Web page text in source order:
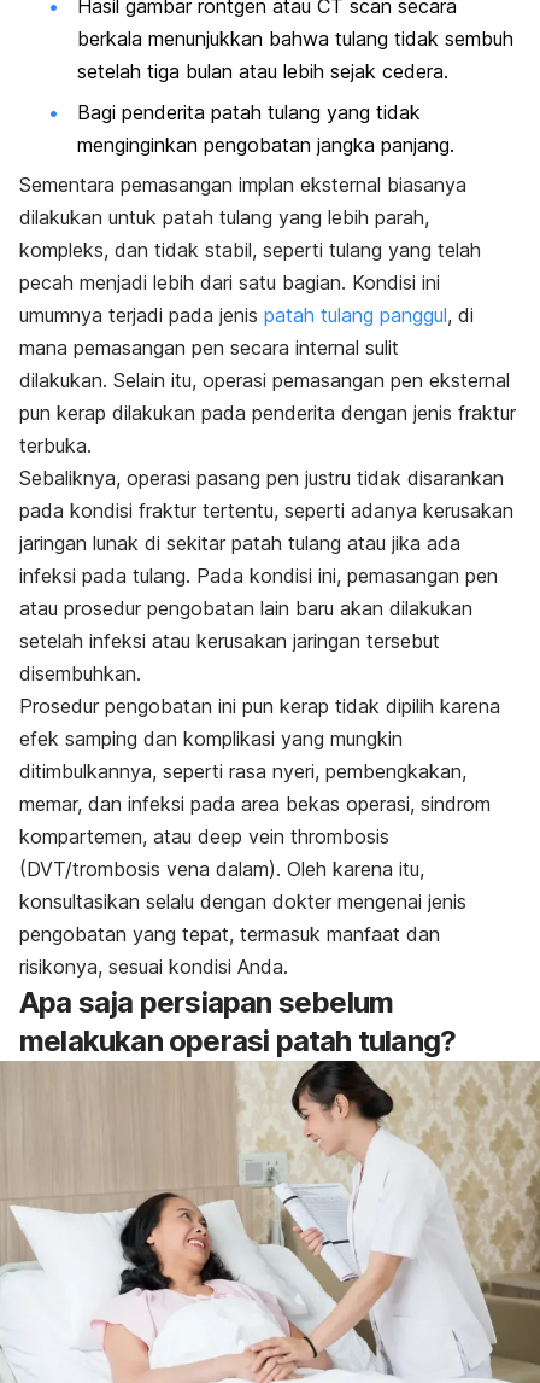
Hasil gambar rontgen atau CT scan secara
berkala menunjukkan bahwa tulang tidak sembuh
setelah tiga bulan atau lebih sejak cedera.
Bagi penderita patah tulang yang tidak
menginginkan pengobatan jangka panjang.
Sementara pemasangan implan eksternal biasanya
dilakukan untuk patah tulang yang lebih parah,
kompleks, dan tidak stabil, seperti tulang yang telah
pecah menjadi lebih dari satu bagian. Kondisi ini
umumnya terjadi pada jenis patah tulang panggul, di
mana pemasangan pen secara internal sulit
dilakukan. Selain itu, operasi pemasangan pen eksternal
pun kerap dilakukan pada penderita dengan jenis fraktur
terbuka.
Sebaliknya, operasi pasang pen justru tidak disarankan
pada kondisi fraktur tertentu, seperti adanya kerusakan
jaringan lunak di sekitar patah tulang atau jika ada
infeksi pada tulang. Pada kondisi ini, pemasangan pen
atau prosedur pengobatan lain baru akan dilakukan
setelah infeksi atau kerusakan jaringan tersebut
disembuhkan.
Prosedur pengobatan ini pun kerap tidak dipilih karena
efek samping dan komplikasi yang mungkin
ditimbulkannya, seperti rasa nyeri, pembengkakan,
memar, dan infeksi pada area bekas operasi, sindrom
kompartemen, atau deep vein thrombosis
(DVT/trombosis vena dalam). Oleh karena itu,
konsultasikan selalu dengan dokter mengenai jenis
pengobatan yang tepat, termasuk manfaat dan
risikonya, sesuai kondisi Anda.
Apa saja persiapan sebelum
melakukan operasi patah tulang?